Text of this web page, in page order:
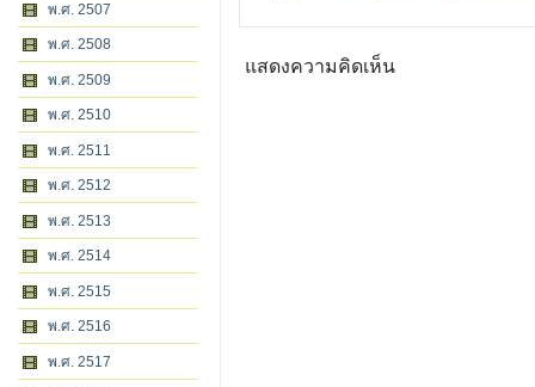
พ.ศ. 2507
พ.ศ. 2508
พ.ศ. 2509
พ.ศ. 2510
พ.ศ. 2511
พ.ศ. 2512
พ.ศ. 2513
พ.ศ. 2514
พ.ศ. 2515
พ.ศ. 2516
พ.ศ. 2517
แสดงความคิดเห็น